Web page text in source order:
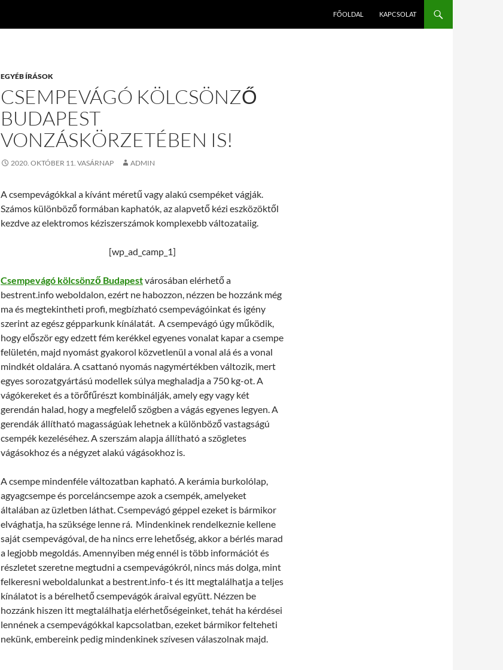
FŐOLDAL KAPCSOLAT
EGYÉB ÍRÁSOK
CSEMPEVÁGÓ KÖLCSÖNZŐ
BUDAPEST
VONZÁSKÖRZETÉBEN IS!
2020. OKTÓBER 11. VASÁRNAP ADMIN
A csempevágókkal a kívánt méretű vagy alakú csempéket vágják.
Számos különböző formában kaphatók, az alapvető kézi eszközöktől
kezdve az elektromos kéziszerszámok komplexebb változataiig.
[wp_ad_camp_1]
Csempevágó kölcsönző Budapestvárosában elérhető a
bestrent.info weboldalon, ezért ne habozzon, nézzen be hozzánk még
ma és megtekintheti profi, megbízható csempevágóinkat és igény
szerint az egész gépparkunk kínálatát. A csempevágó úgy működik,
hogy először egy edzett fém kerékkel egyenes vonalat kapar a csempe
felületén, majd nyomást gyakorol közvetlenül a vonal alá és a vonal
mindkét oldalára. A csattanó nyomás nagymértékben változik, mert
egyes sorozatgyártású modellek súlya meghaladja a 750 kg-ot. A
vágókereket és a törőfűrészt kombinálják, amely egy vagy két
gerendán halad, hogy a megfelelő szögben a vágás egyenes legyen. A
gerendák állítható magasságúak lehetnek a különböző vastagságú
csempék kezeléséhez. A szerszám alapja állítható a szögletes
vágásokhoz és a négyzet alakú vágásokhoz is.
A csempe mindenféle változatban kapható. A kerámia burkolólap,
agyagcsempe és porceláncsempe azok a csempék, amelyeket
általában az üzletben láthat. Csempevágó géppel ezeket is bármikor
elvághatja, ha szüksége lenne rá. Mindenkinek rendelkeznie kellene
saját csempevágóval, de ha nincs erre lehetőség, akkor a bérlés marad
a legjobb megoldás. Amennyiben még ennél is több információt és
részletet szeretne megtudni a csempevágókról, nincs más dolga, mint
felkeresni weboldalunkat a bestrent.info-t és itt megtalálhatja a teljes
kínálatot is a bérelhető csempevágók áraival együtt. Nézzen be
hozzánk hiszen itt megtalálhatja elérhetőségeinket, tehát ha kérdései
lennének a csempevágókkal kapcsolatban, ezeket bármikor felteheti
nekünk, embereink pedig mindenkinek szívesen válaszolnak majd.